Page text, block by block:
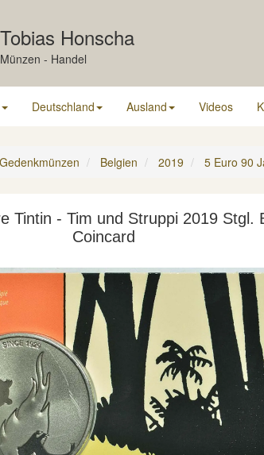
Tobias Honscha
Münzen - Handel
Deutschland Ausland Videos
Belgien 2019 5 Euro 90
Tintin - Tim und Struppi 2019 Stgl.
Coincard